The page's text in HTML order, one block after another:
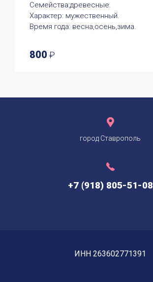
Семейства:древесные.
Характер: мужественный.
Время года: весна,осень,зима.
800 ₽
город Ставрополь
+7 (918) 805-51-08
ИНН 263602771391